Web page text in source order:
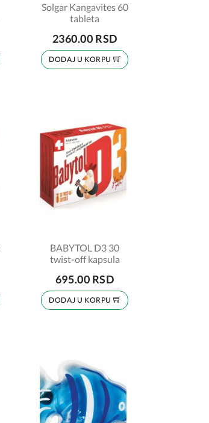
Solgar Kangavites 60
tableta
2360.00 RSD
DODAJ U KORPU
BABYTOL D3 30
twist-off kapsula
695.00 RSD
DODAJ U KORPU